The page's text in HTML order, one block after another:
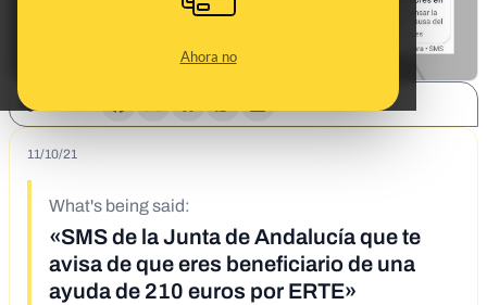
Ahora no
11/10/21
What's being said:
«SMS de la Junta de Andalucía que te
avisa de que eres beneficiario de una
ayuda de 210 euros por ERTE»